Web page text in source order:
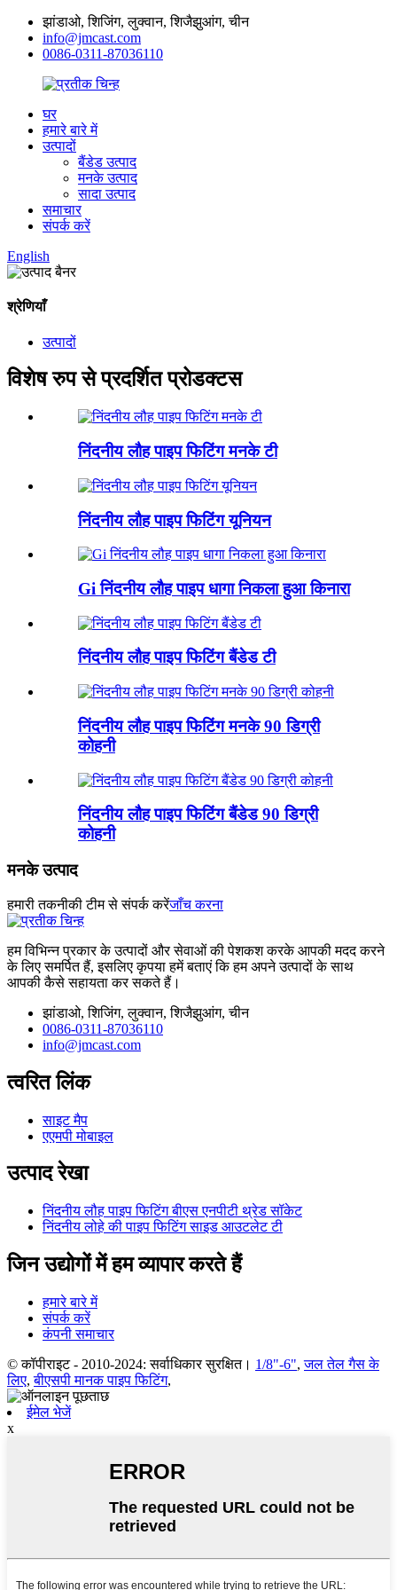
झांडाओ, शिजिंग, लुक्वान, शिजैझुआंग, चीन
info@jmcast.com
0086-0311-87036110
घर
हमारे बारे में
उत्पादों
बैंडेड उत्पाद
मनके उत्पाद
सादा उत्पाद
समाचार
संपर्क करें
English
श्रेणियाँ
उत्पादों
विशेष रुप से प्रदर्शित प्रोडक्टस
निंदनीय लौह पाइप फिटिंग मनके टी
निंदनीय लौह पाइप फिटिंग यूनियन
Gi निंदनीय लौह पाइप धागा निकला हुआ किनारा
निंदनीय लौह पाइप फिटिंग बैंडेड टी
निंदनीय लौह पाइप फिटिंग मनके 90 डिग्री
कोहनी
निंदनीय लौह पाइप फिटिंग बैंडेड 90 डिग्री
कोहनी
मनके उत्पाद
हमारी तकनीकी टीम से संपर्क करेंजाँच करना
हम विभिन्न प्रकार के उत्पादों और सेवाओं की पेशकश करके आपकी मदद करने
के लिए समर्पित हैं, इसलिए कृपया हमें बताएं कि हम अपने उत्पादों के साथ
आपकी कैसे सहायता कर सकते हैं।
झांडाओ, शिजिंग, लुक्वान, शिजैझुआंग, चीन
0086-0311-87036110
info@jmcast.com
त्वरित लिंक
साइट मैप
एएमपी मोबाइल
उत्पाद रेखा
निंदनीय लौह पाइप फिटिंग बीएस एनपीटी थ्रेड सॉकेट
निंदनीय लोहे की पाइप फिटिंग साइड आउटलेट टी
जिन उद्योगों में हम व्यापार करते हैं
हमारे बारे में
संपर्क करें
कंपनी समाचार
© कॉपीराइट - 2010-2024: सर्वाधिकार सुरक्षित। 1/8"-6",जल तेल गैस के
लिए,बीएसपी मानक पाइप फिटिंग,
ईमेल भेजें
x